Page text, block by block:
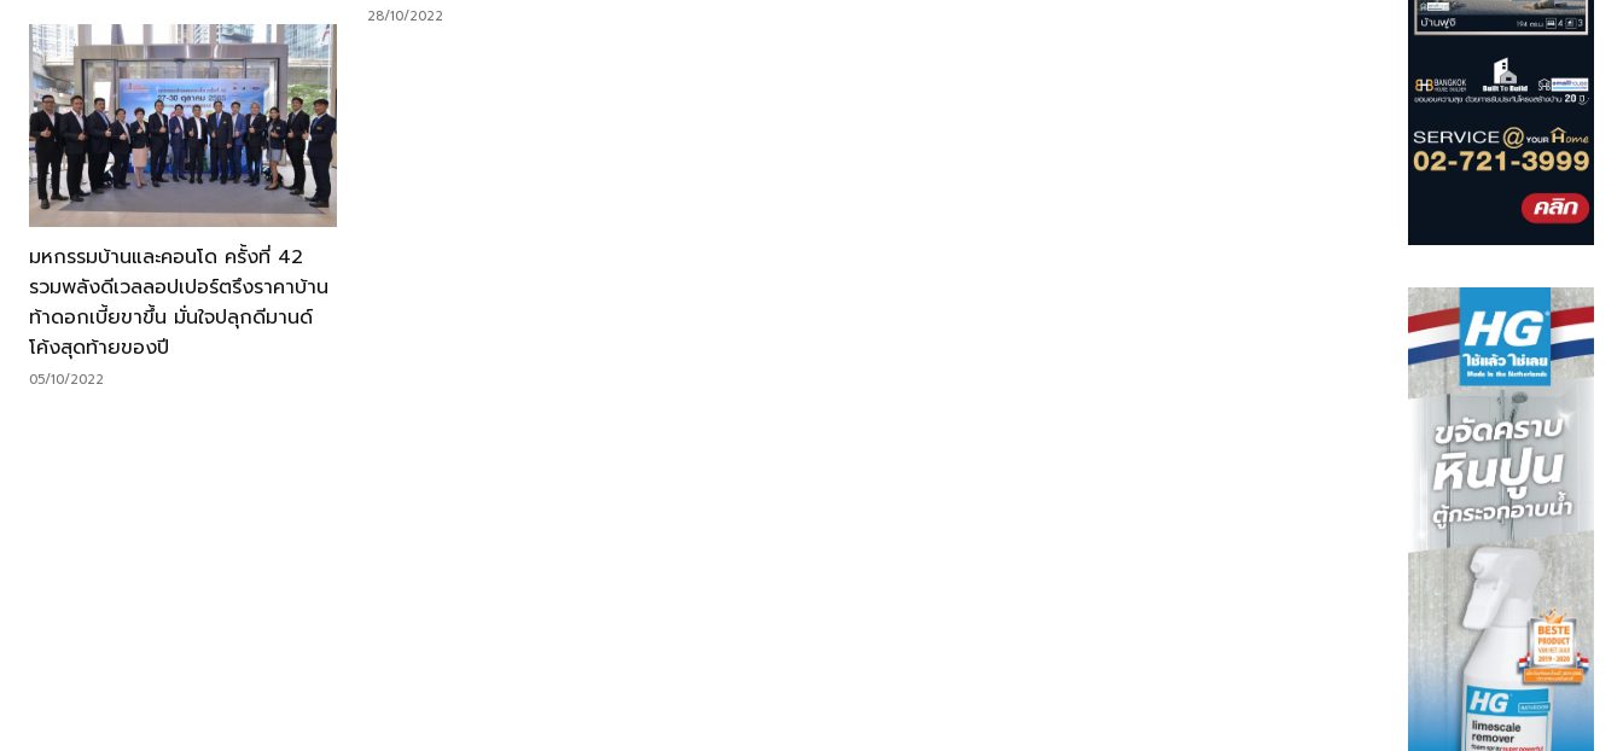
28/10/2022
มหกรรมบ้านและคอนโด ครั้งที่ 42
รวมพลังดีเวลลอปเปอร์ตรึงราคาบ้าน
ท้าดอกเบี้ยขาขึ้น มั่นใจปลุกดีมานด์
โค้งสุดท้ายของปี
05/10/2022